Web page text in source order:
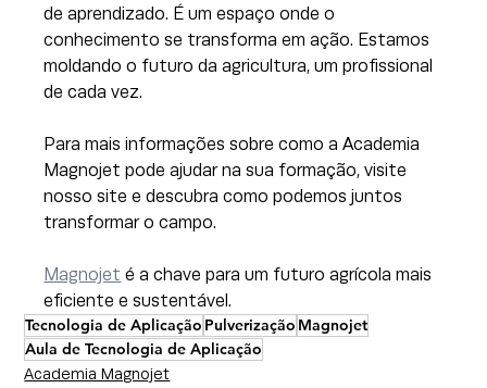
de aprendizado. É um espaço onde o
conhecimento se transforma em ação. Estamos
moldando o futuro da agricultura, um profissional
de cada vez.
Para mais informações sobre como a Academia
Magnojet pode ajudar na sua formação, visite
nosso site e descubra como podemos juntos
transformar o campo.
Magnojet é a chave para um futuro agrícola mais
eficiente e sustentável.
Tecnologia de Aplicação Pulverização Magnojet
Aula de Tecnologia de Aplicação
Academia Magnojet